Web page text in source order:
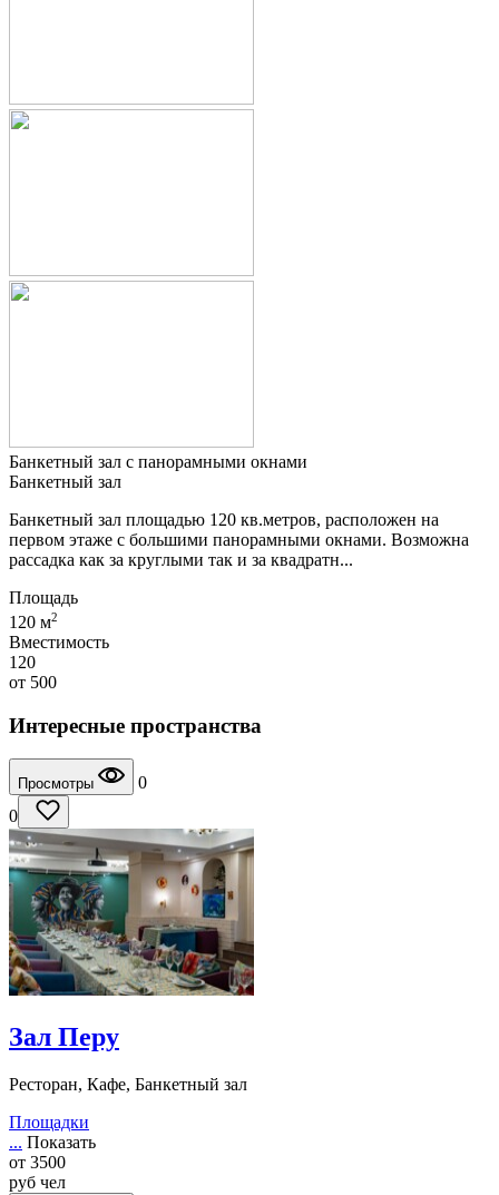
Банкетный зал с панорамными окнами
Банкетный зал
Банкетный зал площадью 120 кв.метров, расположен на
первом этаже с большими панорамными окнами. Возможна
рассадка как за круглыми так и за квадратн...
Площадь
120 м2
Вместимость
120
от 500
Интересные пространства
Просмотры
0
0
Зал Перу
Ресторан, Кафе, Банкетный зал
Площадки
... Показать
от 3500
руб чел